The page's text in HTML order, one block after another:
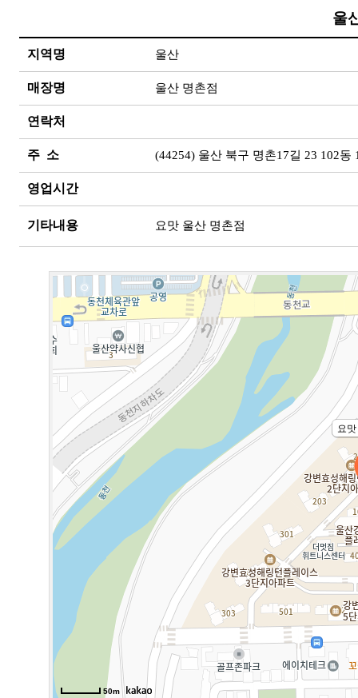
울
지역명 울산
매장명 울산 명촌점
연락처
주 소 (44254) 울산 북구 명촌17길 23 102동
영업시간
기타내용 요맛 울산 명촌점
요
50m